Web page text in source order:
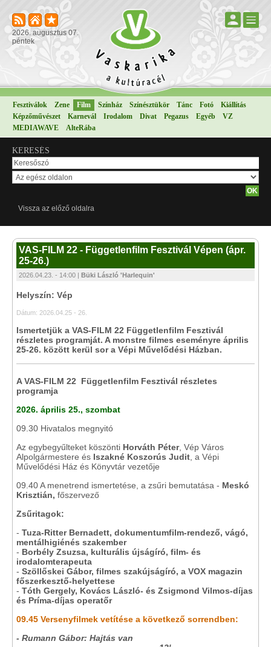
2026. augusztus 07.
péntek
Fesztiválok Zene Film Színház Színésztükör Tánc Fotó
Kiállítás
Képzőművészet
Karnevál Irodalom Divat Pegazus Egyéb
VZ
MEDIAWAVE
AlteRába
KERESÉS
Vissza az előző oldalra
VAS-FILM 22 - Függetlenfilm Fesztivál Vépen (ápr.
25-26.)
2026.04.23. - 14:00 | Büki László 'Harlequin'
Helyszín: Vép
Dátum: 2026.04.25 - 26.
Ismertetjük a VAS-FILM 22 Függetlenfilm Fesztivál
részletes programját. A monstre filmes eseményre április
25-26. között kerül sor a Vépi Művelődési Házban.
A VAS-FILM 22 Függetlenfilm Fesztivál részletes
programja
2026. április 25., szombat
09.30 Hivatalos megnyitó
Az egybegyűlteket köszönti Horváth Péter, Vép Város
Alpolgármestere és Iszakné Koszorús Judit , a Vépi
Művelődési Ház és Könyvtár vezetője
09.40 A menetrend ismertetése, a zsűri bemutatása - Meskó
Krisztián, főszervező
Zsűritagok:
- Tuza-Ritter Bernadett, dokumentumfilm-rendező, vágó,
mentálhigiénés szakember
- Borbély Zsuzsa, kulturális újságíró, film- és
irodalomterapeuta
- Szöllőskei Gábor, filmes szakújságíró, a VOX magazin
főszerkesztő-helyettese
- Tóth Gergely, Kovács László- és Zsigmond Vilmos-díjas
és Príma-díjas operatőr
09.45 Versenyfilmek vetítése a következő sorrendben:
- Rumann Gábor: Hajtás van